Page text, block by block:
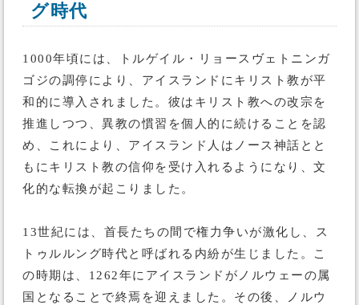
グ時代
1000年頃には、トルゲイル・リョースヴェトニンガ
ゴジの調停により、アイスランドにキリスト教が平
和的に導入されました。彼はキリスト教への改宗を
推進しつつ、異教の慣習を個人的に続けることを認
め、これにより、アイスランド人はノース神話とと
もにキリスト教の信仰を受け入れるようになり、文
化的な転換が起こりました。
13世紀には、首長たちの間で権力争いが激化し、ス
トゥルルング時代と呼ばれる内紛が生じました。こ
の時期は、1262年にアイスランドがノルウェーの属
国となることで終焉を迎えました。その後、ノルウ